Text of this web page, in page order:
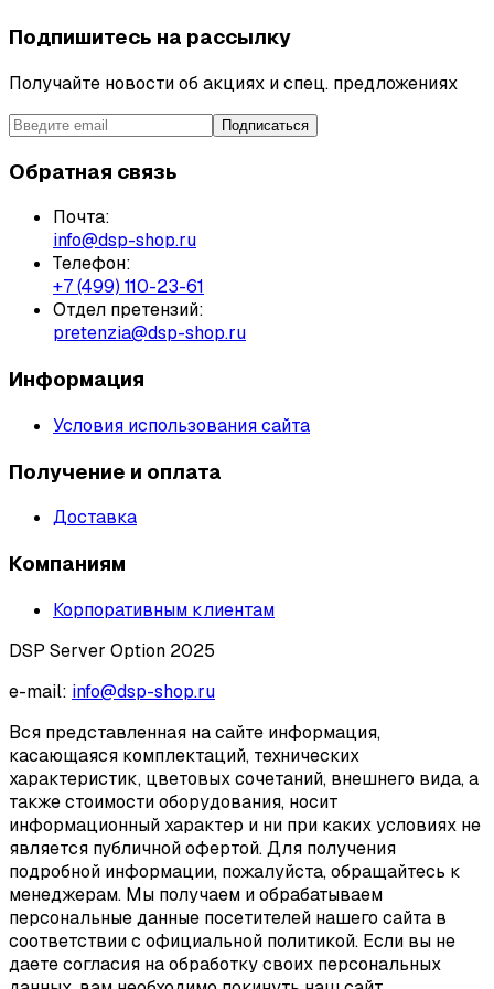
Подпишитесь на рассылку
Получайте новости об акциях и спец. предложениях
Подписаться
Обратная связь
Почта:
info@dsp-shop.ru
Телефон:
+7 (499) 110-23-61
Отдел претензий:
pretenzia@dsp-shop.ru
Информация
Условия использования сайта
Получение и оплата
Доставка
Компаниям
Корпоративным клиентам
DSP Server Option 2025
e-mail: info@dsp-shop.ru
Вся представленная на сайте информация,
касающаяся комплектаций, технических
характеристик, цветовых сочетаний, внешнего вида, а
также стоимости оборудования, носит
информационный характер и ни при каких условиях не
является публичной офертой. Для получения
подробной информации, пожалуйста, обращайтесь к
менеджерам. Мы получаем и обрабатываем
персональные данные посетителей нашего сайта в
соответствии с официальной политикой. Если вы не
даете согласия на обработку своих персональных